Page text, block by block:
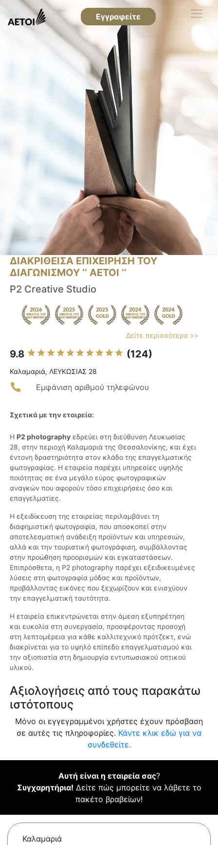
Εγγραφείτε
ΔΙΑΚΡΙΘΕΙΣΑ ΕΠΙΧΕΙΡΗΣΗ ΤΟΥ
ΔΙΑΓΩΝΙΣΜΟΥ ‘’ ΑΕΤΟΙ ‘’
P2 Creative Studio
Δείτε περισσότερα >>
9.8 (124)
Καλαμαριά, ΛΕΥΚΩΣΙΑΣ 28
Εμφάνιση αριθμού τηλεφώνου
Σχετικά με την εταιρεία:
Η P2 photography εδρεύει στη διεύθυνση Λευκωσίας
28, στην περιοχή Καλαμαριά της Θεσσαλονίκης, και έχει
έντονη δραστηριότητα στον κλάδο της επαγγελματικής
φωτογραφίας. Η εταιρεία παρέχει υπηρεσίες υψηλής
ποιότητας σε ένα μεγάλο εύρος φωτογραφικών
αναγκών που αφορούν τόσο επιχειρήσεις όσο και
επαγγελματίες.
Η εξειδίκευση της εταιρείας περιλαμβάνει τη
διαφημιστική φωτογραφία, που αποσκοπεί στην
αποτελεσματική ανάδειξη προϊόντων και υπηρεσιών,
αλλά και την τουριστική φωτογράφιση, συμβάλλοντας
στην προώθηση προορισμών και εγκαταστάσεων.
Επιπρόσθετα, η P2 photography παρέχει εξειδικευμένες
λύσεις στη φωτογραφία μόδας και προϊόντων,
προβάλλοντας εικόνες που ξεχωρίζουν και ενισχύουν
την επαγγελματική ταυτότητα.
Η εταιρεία επικεντρώνεται στην άμεση εξυπηρέτηση
και ευκολία στη συνεργασία, προσφέροντας προσοχή
στη λεπτομέρεια για κάθε καλλιτεχνικό πρότζεκτ, ενώ
διακρίνεται για το υψηλό επίπεδο επαγγελματισμού και
την αξιοπιστία στη δημιουργία εντυπωσιακού οπτικού
υλικού.
Αξιολογήσεις από τους παρακάτω
ιστότοπους
Μόνο οι εγγεγραμμένοι χρήστες έχουν πρόσβαση
σε αυτές τις πληροφορίες. Κάντε κλικ εδώ για να
συνδεθείτε.
Αυτή είναι η εταιρεία σας?
Συγχαρητήρια! Δείτε πώς μπορείτε να λάβετε το
πακέτο βραβείων!
Καλαμαριά